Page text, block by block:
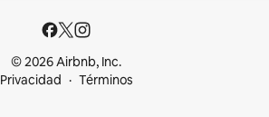
© 2026 Airbnb, Inc.
Privacidad
Términos